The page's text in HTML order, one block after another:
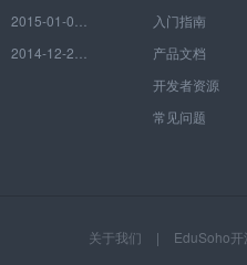
如何注册并绑定自己的网校
EduSoho开放云平台常见
入门指南
产品文档
开发者资源
常见问题
关于我们 | EduSoho